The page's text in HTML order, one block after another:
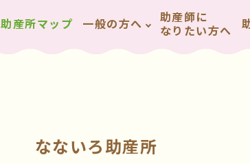
助産所マップ 一般の方へ
助産師に
なりたい方へ
なないろ助産所